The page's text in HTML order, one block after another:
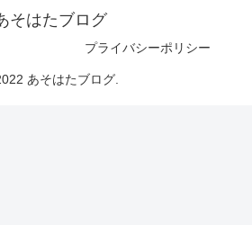
そはたブログ
プライバシーポリシー
あそはたブログ.